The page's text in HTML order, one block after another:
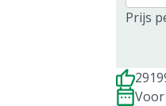
Prijs